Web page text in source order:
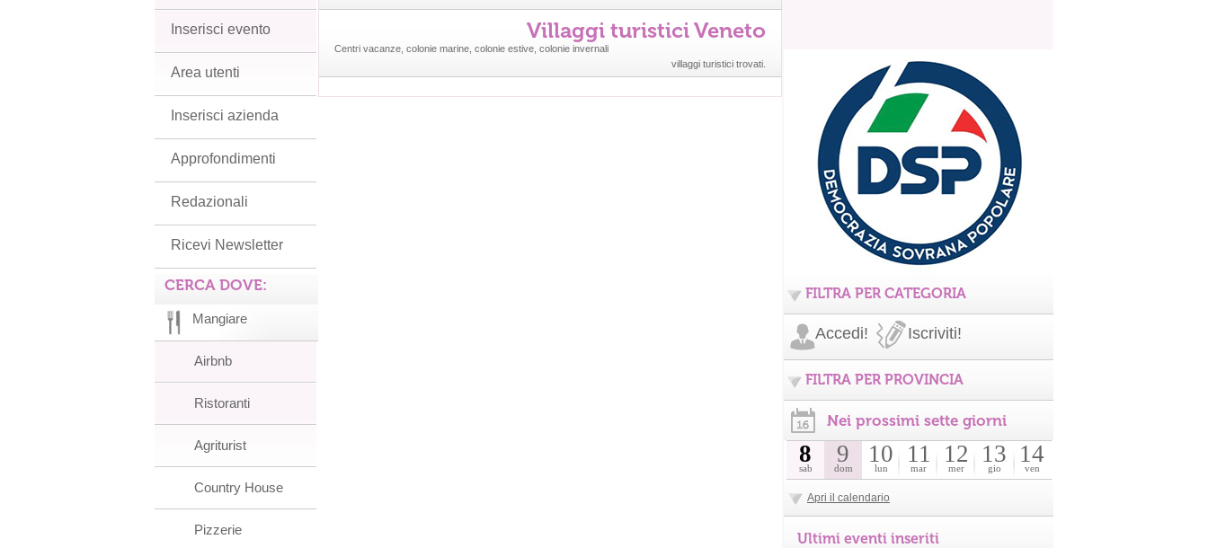
Villaggi turistici Veneto
Centri vacanze, colonie marine, colonie estive, colonie invernali
villaggi turistici trovati.
Inserisci evento
Area utenti
Inserisci azienda
Approfondimenti
Redazionali
Ricevi Newsletter
CERCA DOVE:
Mangiare
Airbnb
Ristoranti
Agriturist
Country House
Pizzerie
FILTRA PER CATEGORIA
Accedi! Iscriviti!
FILTRA PER PROVINCIA
Nei prossimi sette giorni
8
sab
9
dom
10
lun
11
mar
12
mer
13
gio
14
ven
Apri il calendario
Ultimi eventi inseriti